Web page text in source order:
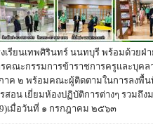
เรียนเทพศิรินทร์ นนทบุรี พร้อมด้วย
รคณะกรรมการข้าราชการครูและบุค
ค ๒ พร้อมคณะผู้ติดตามในการลงพื้น
อน เยี่ยมห้องปฏิบัติการต่างๆ รวมถึง
เมื่อวันที่ ๑ กรกฎาคม ๒๕๖๓